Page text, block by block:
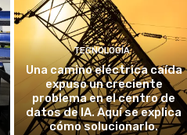
TECNOLOGÍA
Una camino eléctrica caída
expuso un creciente
problema en el centro de
datos de IA. Aquí se explica
cómo solucionarlo.